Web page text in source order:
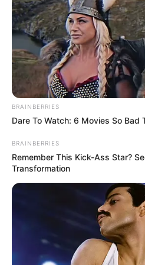
BRAINBERRIES
Dare To Watch: 6 Movies So Bad
BRAINBERRIES
Remember This Kick-Ass Star?
Transformation